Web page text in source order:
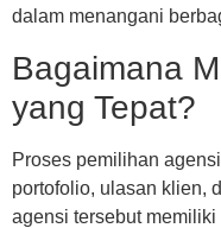
dalam menangani
Bagaimana
yang Tepat?
Proses pemilihan
portofolio, ulasan klien,
agensi tersebut